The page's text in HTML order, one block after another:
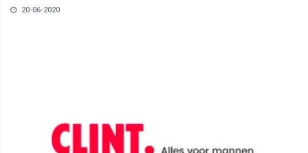
20-06-2020